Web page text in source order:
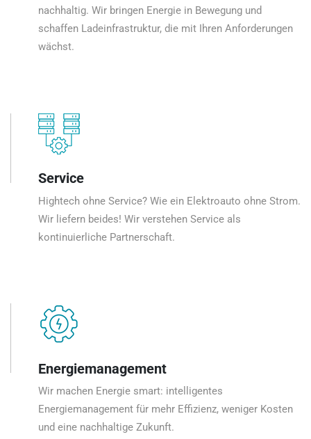
nachhaltig. Wir bringen Energie in Bewegung und
schaffen Ladeinfrastruktur, die mit Ihren Anforderungen
wächst.
Service
Hightech ohne Service? Wie ein Elektroauto ohne Strom.
Wir liefern beides! Wir verstehen Service als
kontinuierliche Partnerschaft.
Energiemanagement
Wir machen Energie smart: intelligentes
Energiemanagement für mehr Effizienz, weniger Kosten
und eine nachhaltige Zukunft.